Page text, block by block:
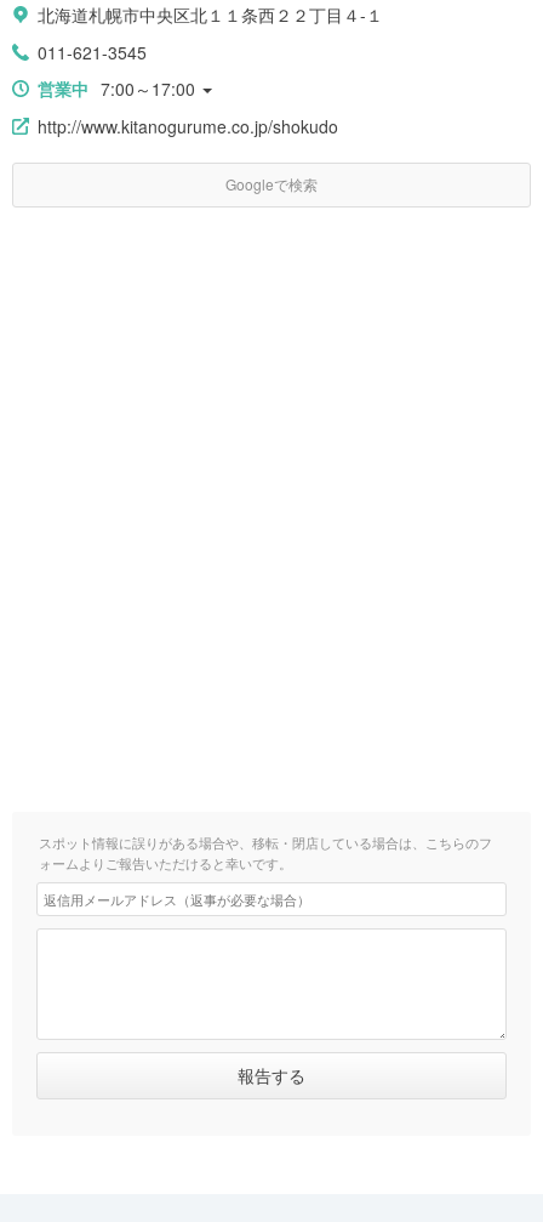
北海道札幌市中央区北１１条西２２丁目４-１
011-621-3545
営業中 7:00～17:00
http://www.kitanogurume.co.jp/shokudo
Googleで検索
スポット情報に誤りがある場合や、移転・閉店している場合は、こちらのフ
ォームよりご報告いただけると幸いです。